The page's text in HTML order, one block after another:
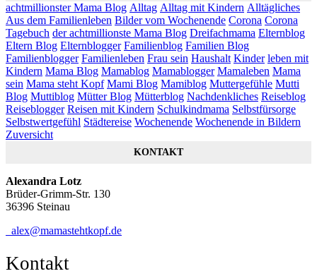
achtmillionster Mama Blog Alltag Alltag mit Kindern Alltägliches
Aus dem Familienleben Bilder vom Wochenende Corona Corona
Tagebuch der achtmillionste Mama Blog Dreifachmama Elternblog
Eltern Blog Elternblogger Familienblog Familien Blog
Familienblogger Familienleben Frau sein Haushalt Kinder leben mit
Kindern Mama Blog Mamablog Mamablogger Mamaleben Mama
sein Mama steht Kopf Mami Blog Mamiblog Muttergefühle Mutti
Blog Muttiblog Mütter Blog Mütterblog Nachdenkliches Reiseblog
Reiseblogger Reisen mit Kindern Schulkindmama Selbstfürsorge
Selbstwertgefühl Städtereise Wochenende Wochenende in Bildern
Zuversicht
KONTAKT
Alexandra Lotz
Brüder-Grimm-Str. 130
36396 Steinau
alex@mamastehtkopf.de
Kontakt